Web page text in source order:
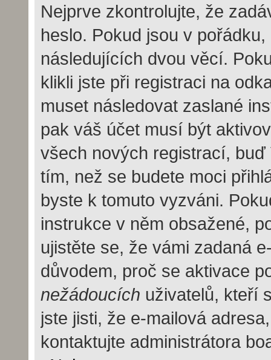
Nejprve zkontrolujte, že
heslo. Pokud jsou v
následujících dvou věcí.
klikli jste při registraci na
muset následovat zaslané
pak váš účet musí být
všech nových registrací,
tím, než se budete moci
byste k tomuto vyzváni.
instrukce v něm obsažené,
ujistěte se, že vámi zadaná
důvodem, proč se aktivace
nežádoucích uživatelů, kteří
jste jisti, že e-mailová
kontaktujte administrátora